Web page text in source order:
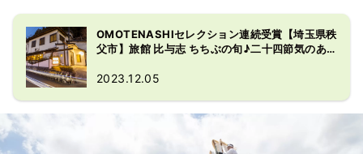
OMOTENASHIセレクション連続受賞【埼玉県秩
父市】旅館 比与志 ちちぶの旬♪二十四節気のあ
2023.12.05